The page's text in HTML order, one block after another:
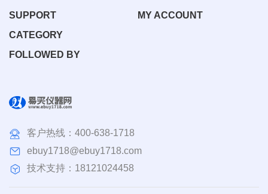
SUPPORT
MY ACCOUNT
CATEGORY
FOLLOWED BY
客户热线： 400-638-1718
ebuy1718@ebuy1718.com
技术支持：18121024458